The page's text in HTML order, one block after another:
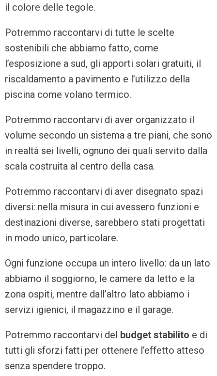
il colore delle tegole.
Potremmo raccontarvi di tutte le scelte
sostenibili che abbiamo fatto, come
l’esposizione a sud, gli apporti solari gratuiti, il
riscaldamento a pavimento e l’utilizzo della
piscina come volano termico.
Potremmo raccontarvi di aver organizzato il
volume secondo un sistema a tre piani, che sono
in realtà sei livelli, ognuno dei quali servito dalla
scala costruita al centro della casa.
Potremmo raccontarvi di aver disegnato spazi
diversi: nella misura in cui avessero funzioni e
destinazioni diverse, sarebbero stati progettati
in modo unico, particolare.
Ogni funzione occupa un intero livello: da un lato
abbiamo il soggiorno, le camere da letto e la
zona ospiti, mentre dall’altro lato abbiamo i
servizi igienici, il magazzino e il garage.
Potremmo raccontarvi del budget stabilito e di
tutti gli sforzi fatti per ottenere l’effetto atteso
senza spendere troppo.